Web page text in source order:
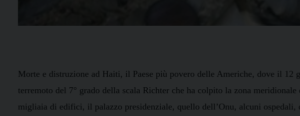
Morte e distruzione ad Haiti, il Paese più povero delle Americhe, dove il 12
terremoto del 7° grado della scala Richter che ha colpito la zona
migliaia di edifici, il palazzo presidenziale, quello dell’Onu, alcuni ospedali,